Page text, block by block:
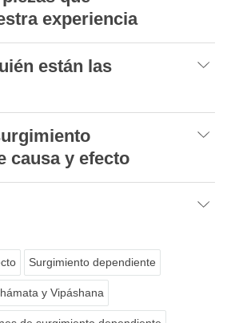
experiencia
están las
causa y efecto
Surgimiento dependiente
y Vipáshana